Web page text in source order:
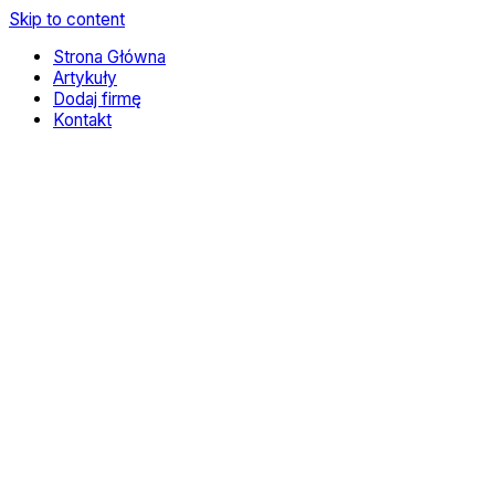
Skip to content
Strona Główna
Artykuły
Dodaj firmę
Kontakt